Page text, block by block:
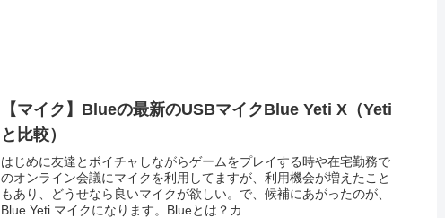
【マイク】Blueの最新のUSBマイクBlue Yeti X（Yeti
と比較）
はじめに友達とボイチャしながらゲームをプレイする時や在宅勤務で
のオンライン会議にマイクを利用してますが、利用機会が増えたこと
もあり、どうせなら良いマイクが欲しい。で、候補にあがったのが、
Blue Yeti マイクになります。Blueとは？カ...